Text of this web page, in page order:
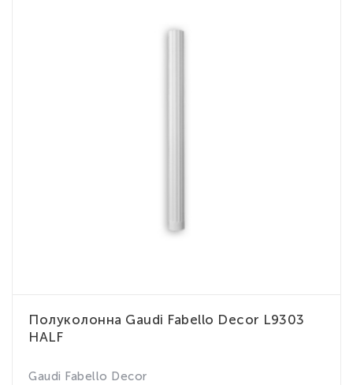
Полуколонна Gaudi Fabello Decor L9303
HALF
Gaudi Fabello Decor